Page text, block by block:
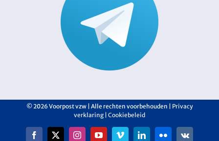
©2026 Voorpost vzw | Alle rechten voorbehouden | Privacy
verklaring Cookiebeleid
Facebook
X InstagramYouTubeVimeoLinkedInFlickr Vk